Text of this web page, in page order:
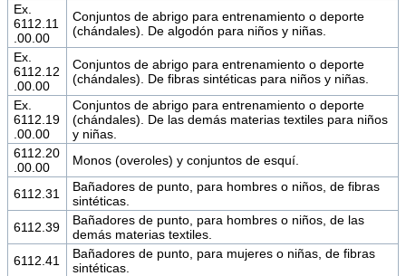
Ex.
6112.11
.00.00
Conjuntos de abrigo para entrenamiento o deporte
(chándales). De algodón para niños y niñas.
Ex.
6112.12
.00.00
Conjuntos de abrigo para entrenamiento o deporte
(chándales). De fibras sintéticas para niños y niñas.
Ex.
6112.19
.00.00
Conjuntos de abrigo para entrenamiento o deporte
(chándales). De las demás materias textiles para niños
y niñas.
6112.20
.00.00
Monos (overoles) y conjuntos de esquí.
6112.31
Bañadores de punto, para hombres o niños, de fibras
sintéticas.
6112.39
Bañadores de punto, para hombres o niños, de las
demás materias textiles.
6112.41
Bañadores de punto, para mujeres o niñas, de fibras
sintéticas.